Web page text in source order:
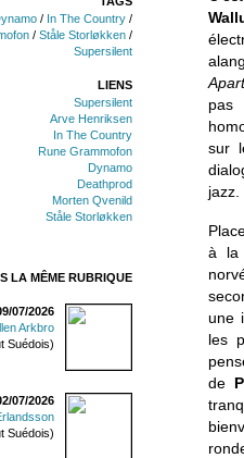
/ In The Country /
/ Ståle Storløkken /
Supersilent
LIENS
Supersilent
Arve Henriksen
In The Country
Rune Grammofon
Dynamo
Deathprod
Morten Qvenild
Ståle Storløkken
LA MÊME RUBRIQUE
07/2026
Arkbro
Suédois)
07/2026
Suédois)
pas
sur
jazz.
à la
une
les
de